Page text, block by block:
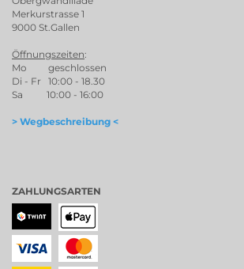
Merkurstrasse 1
9000 St.Gallen
Öffnungszeiten:
Mo geschlossen
Di - Fr 10:00 - 18.30
Sa 10:00 - 16:00
> Wegbeschreibung <
ZAHLUNGSARTEN